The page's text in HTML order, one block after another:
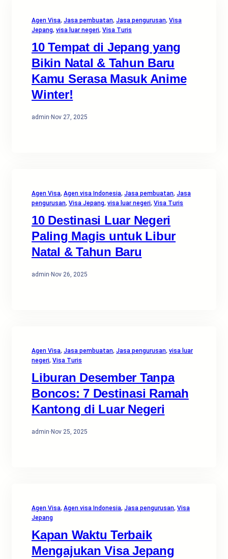
Agen Visa, Jasa pembuatan, Jasa pengurusan, Visa
Jepang, visa luar negeri, Visa Turis
10 Tempat di Jepang yang
Bikin Natal & Tahun Baru
Kamu Serasa Masuk Anime
Winter!
admin· Nov 27, 2025
Agen Visa, Agen visa Indonesia, Jasa pembuatan, Jasa
pengurusan, Visa Jepang, visa luar negeri, Visa Turis
10 Destinasi Luar Negeri
Paling Magis untuk Libur
Natal & Tahun Baru
admin· Nov 26, 2025
Agen Visa, Jasa pembuatan, Jasa pengurusan, visa luar
negeri, Visa Turis
Liburan Desember Tanpa
Boncos: 7 Destinasi Ramah
Kantong di Luar Negeri
admin· Nov 25, 2025
Agen Visa, Agen visa Indonesia, Jasa pengurusan, Visa
Jepang
Kapan Waktu Terbaik
Mengajukan Visa Jepang